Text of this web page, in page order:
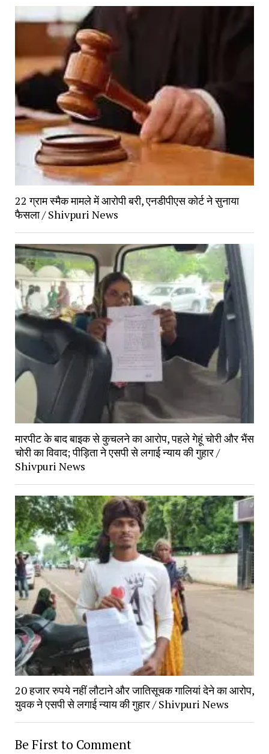
22 ग्राम स्मैक मामले में आरोपी बरी, एनडीपीएस कोर्ट ने सुनाया
फैसला / Shivpuri News
मारपीट के बाद बाइक से कुचलने का आरोप, पहले गेहूं चोरी और भैंस
चोरी का विवाद; पीड़िता ने एसपी से लगाई न्याय की गुहार /
Shivpuri News
20 हजार रुपये नहीं लौटाने और जातिसूचक गालियां देने का आरोप,
युवक ने एसपी से लगाई न्याय की गुहार / Shivpuri News
Be First to Comment